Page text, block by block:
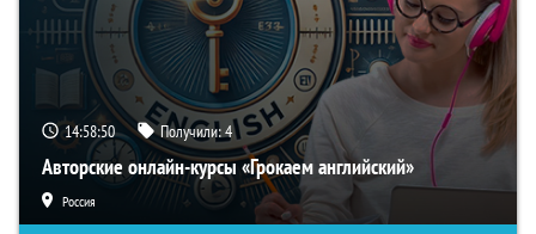
14:58:49 Получили:4
Авторские онлайн-курсы «Грокаем английский»
Россия